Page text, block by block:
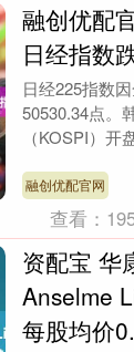
融创优配
日经指数
日经225指数
50530.34点。
（KOSPI）开
财....
融创优配官网
查看：
资配宝 华
Anselme
每股均价